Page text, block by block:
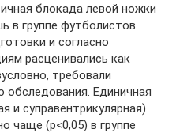
блокада левой ножки
в группе футболистов
и согласно
расценивались как
требовали
обследования. Единичная
и суправентрикулярная)
чаще (p<0,05) в группе